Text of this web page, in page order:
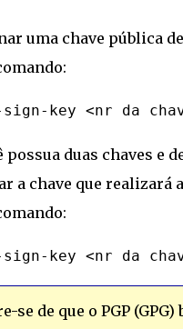
uma chave pública
possua duas chaves e
a chave que realizará
se de que o PGP (GPG)